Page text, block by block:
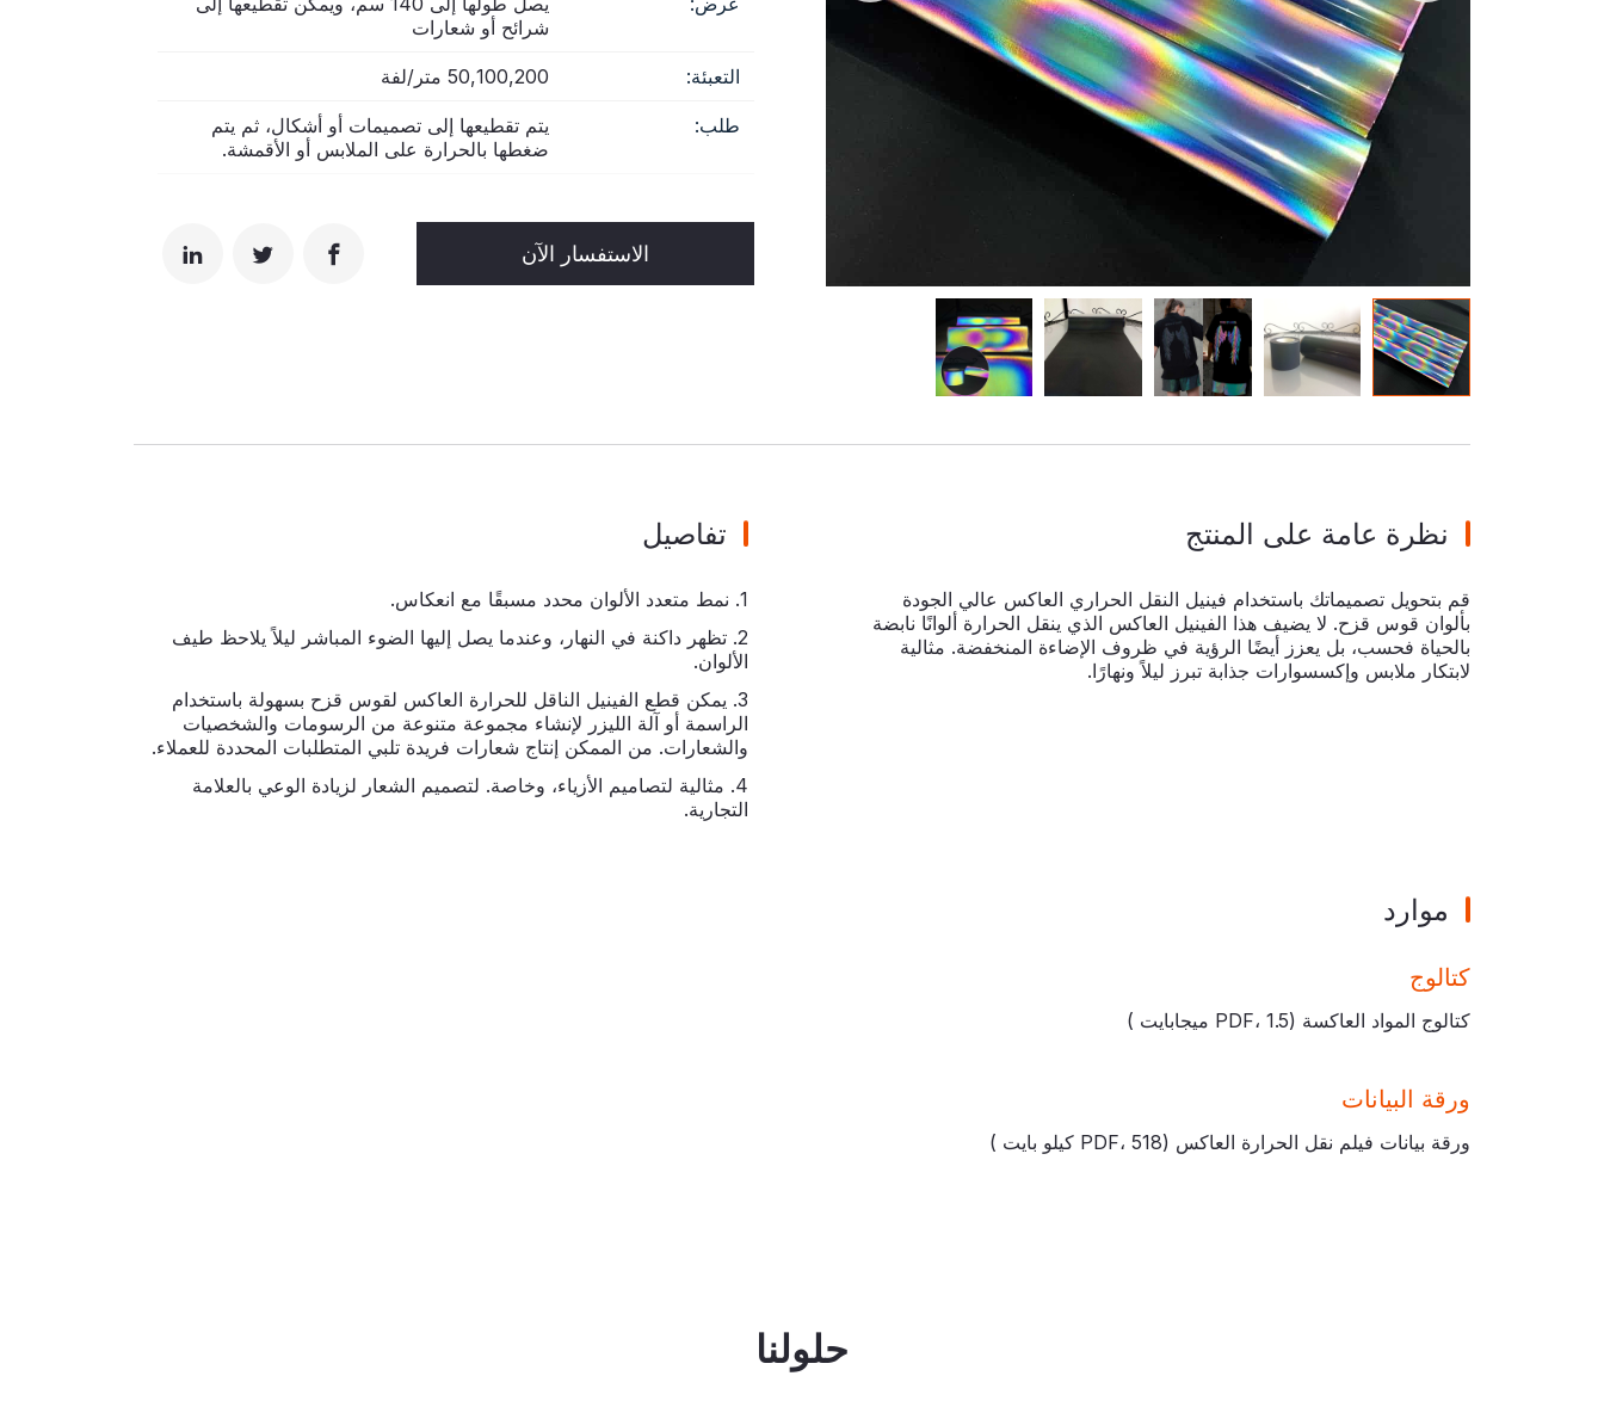
شرائح أو شعارات
التعبئة: 50,100,200 متر/لفة
طلب:
يتم تقطيعها إلى تصميمات أو أشكال، ثم يتم
ضغطها بالحرارة على الملابس أو الأقمشة.
الاستفسار الآن
نظرة عامة على المنتج
قم بتحويل تصميماتك باستخدام فينيل النقل الحراري العاكس عالي الجودة
بألوان قوس قزح. لا يضيف هذا الفينيل العاكس الذي ينقل الحرارة ألوانًا نابضة
بالحياة فحسب، بل يعزز أيضًا الرؤية في ظروف الإضاءة المنخفضة. مثالية
لابتكار ملابس وإكسسوارات جذابة تبرز ليلاً ونهارًا.
تفاصيل
1. نمط متعدد الألوان محدد مسبقًا مع انعكاس.
2. تظهر داكنة في النهار، وعندما يصل إليها الضوء المباشر ليلاً يلاحظ طيف
الألوان.
3. يمكن قطع الفينيل الناقل للحرارة العاكس لقوس قزح بسهولة باستخدام
الراسمة أو آلة الليزر لإنشاء مجموعة متنوعة من الرسومات والشخصيات
والشعارات. من الممكن إنتاج شعارات فريدة تلبي المتطلبات المحددة للعملاء.
4. مثالية لتصاميم الأزياء، وخاصة. لتصميم الشعار لزيادة الوعي بالعلامة
التجارية.
موارد
كتالوج
كتالوج المواد العاكسة (PDF،1.5 ميجابايت )
ورقة البيانات
ورقة بيانات فيلم نقل الحرارة العاكس (PDF،518 كيلو بايت )
حلولنا